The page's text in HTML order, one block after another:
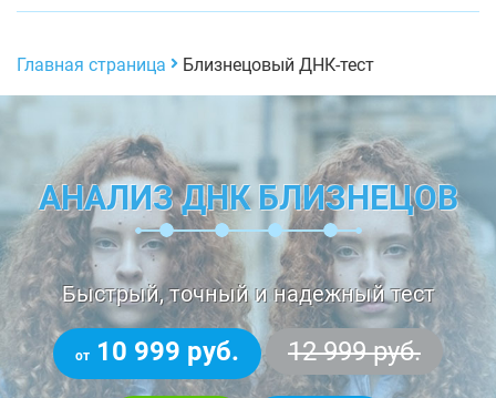
Главная страница Близнецовый ДНК-тест
АНАЛИЗ ДНК БЛИЗНЕЦОВ
Быстрый, точный и надежный тест
от 10 999 руб. 12 999 руб.